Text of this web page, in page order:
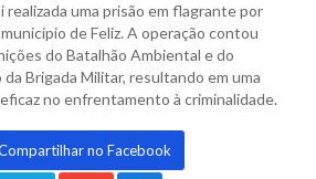
realizada uma prisão em flagrante por
de Feliz. A operação contou
do Batalhão Ambiental e do
Brigada Militar, resultando em uma
no enfrentamento à criminalidade.
no Facebook